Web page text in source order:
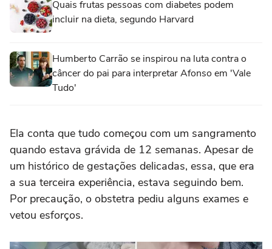
Quais frutas pessoas com diabetes podem
incluir na dieta, segundo Harvard
Humberto Carrão se inspirou na luta contra o
câncer do pai para interpretar Afonso em 'Vale
Tudo'
Ela conta que tudo começou com um sangramento
quando estava grávida de 12 semanas. Apesar de
um histórico de gestações delicadas, essa, que era
a sua terceira experiência, estava seguindo bem.
Por precaução, o obstetra pediu alguns exames e
vetou esforços.